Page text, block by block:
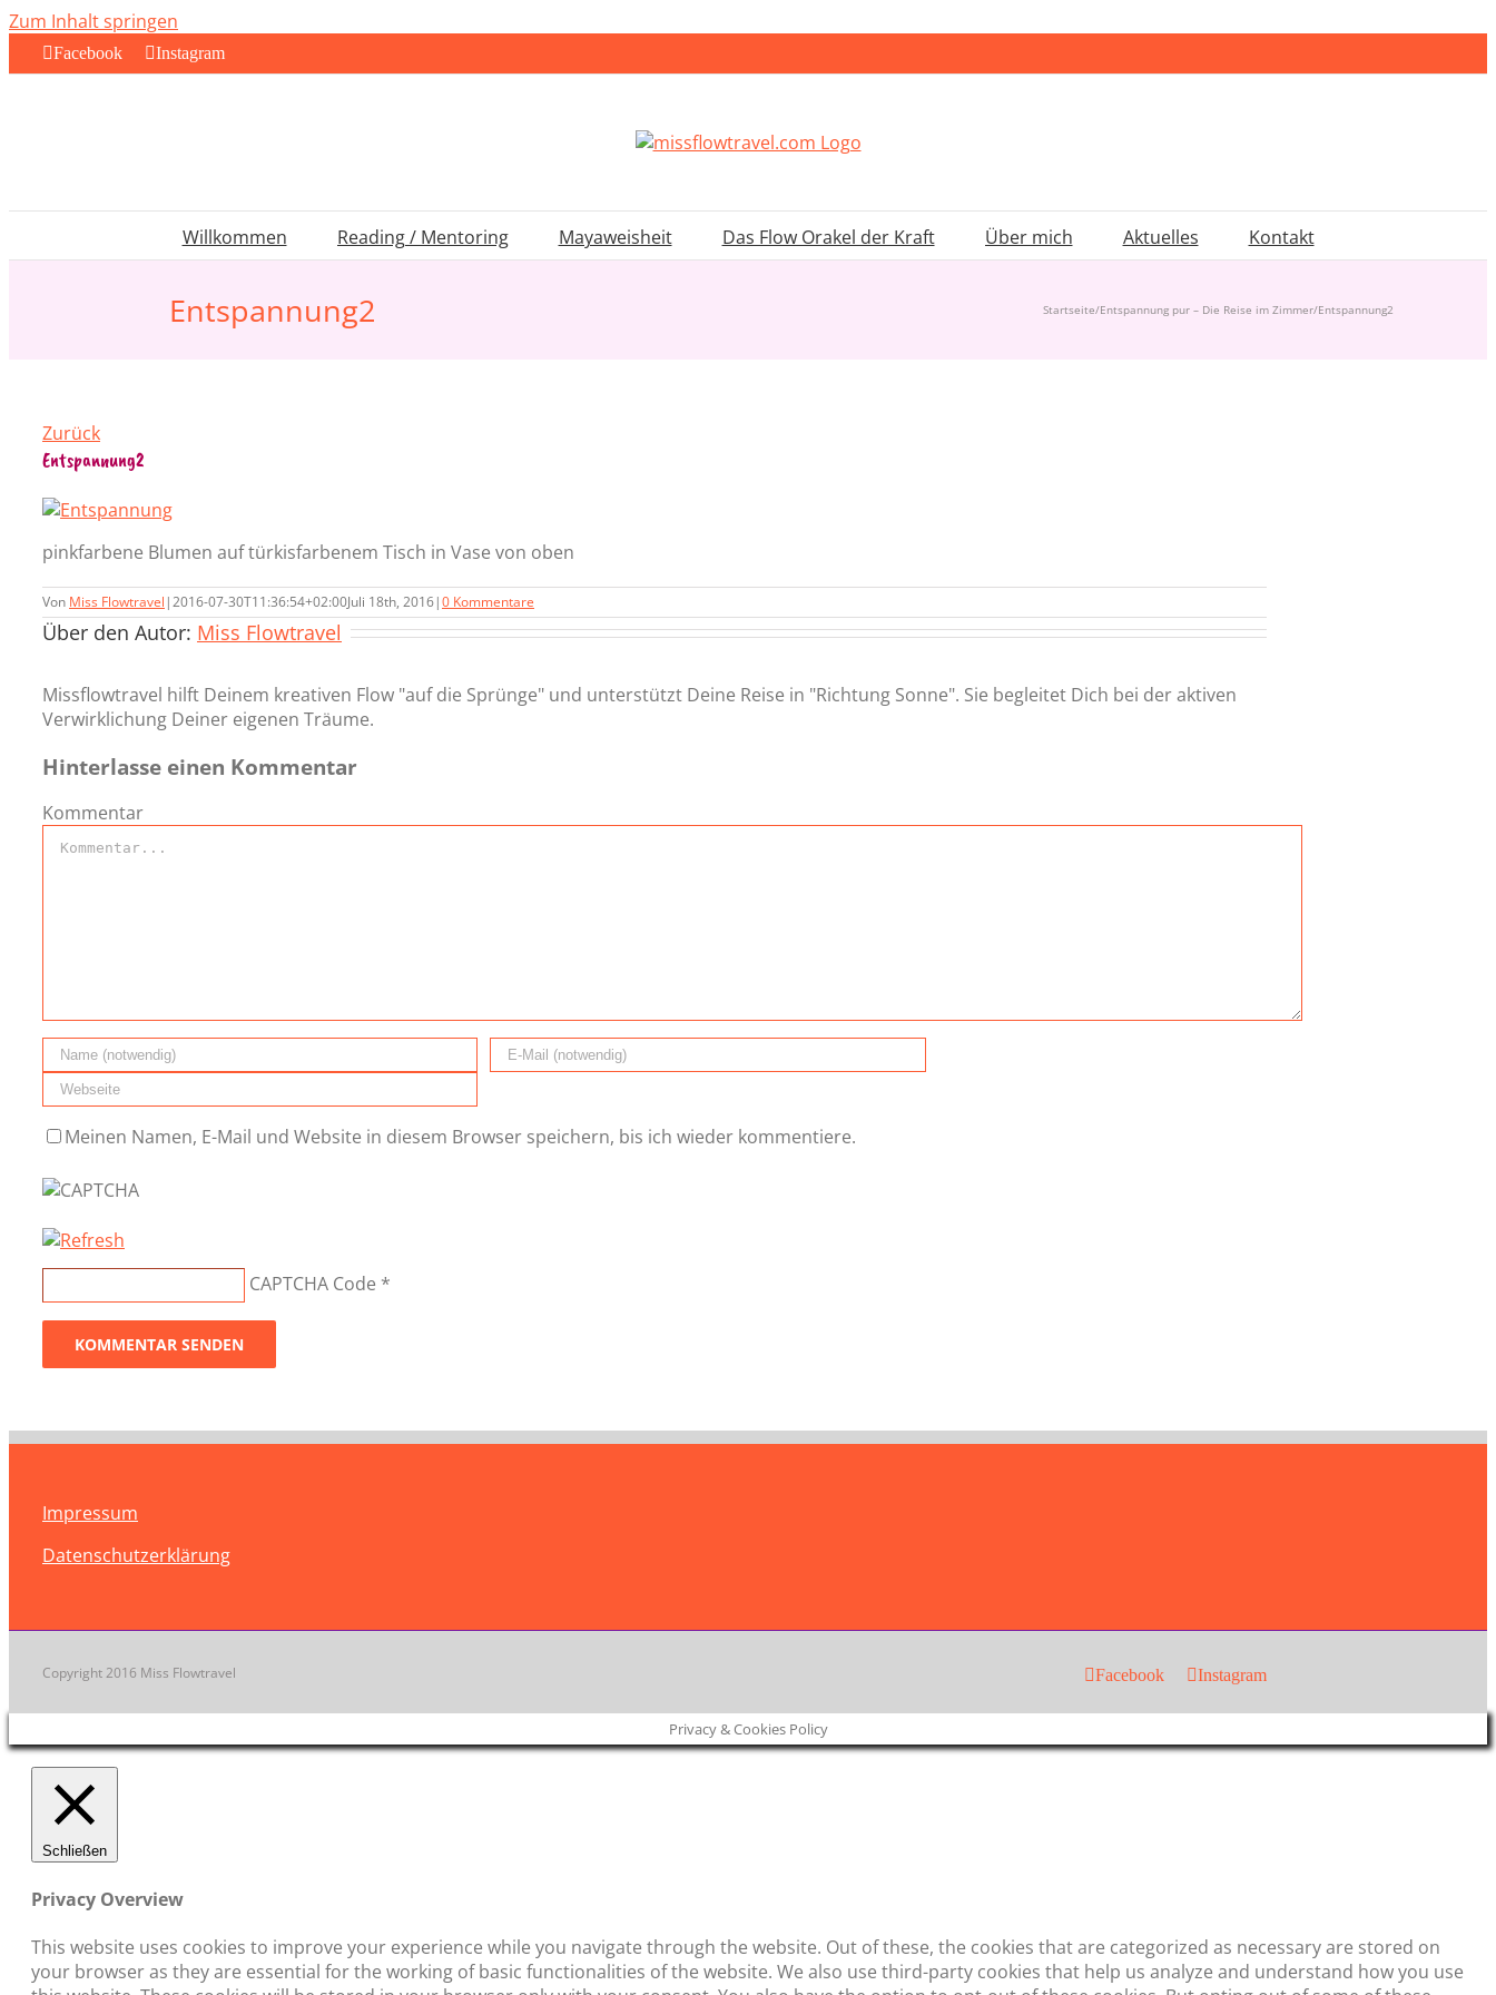
Zum Inhalt springen
Facebook Instagram
Willkommen Reading / Mentoring Mayaweisheit Das Flow Orakel der Kraft Über mich Aktuelles Kontakt
Entspannung2 Startseite/Entspannung pur – Die Reise im Zimmer/Entspannung2
Zurück
Entspannung2
pinkfarbene Blumen auf türkisfarbenem Tisch in Vase von oben
Von Miss Flowtravel |2016-07-30T11:36:54+02:00Juli 18th, 2016|0 Kommentare
Über den Autor: Miss Flowtravel
Missflowtravel hilft Deinem kreativen Flow "auf die Sprünge" und unterstützt Deine Reise in "Richtung Sonne". Sie begleitet Dich bei der aktiven
Verwirklichung Deiner eigenen Träume.
Hinterlasse einen Kommentar
Kommentar
Meinen Namen, E-Mail und Website in diesem Browser speichern, bis ich wieder kommentiere.
CAPTCHA Code *
Impressum
Datenschutzerklärung
Copyright 2016 Miss Flowtravel Facebook Instagram
Privacy & Cookies Policy
Schließen
Privacy Overview
This website uses cookies to improve your experience while you navigate through the website. Out of these, the cookies that are categorized as necessary are stored on
your browser as they are essential for the working of basic functionalities of the website. We also use third-party cookies that help us analyze and understand how you use